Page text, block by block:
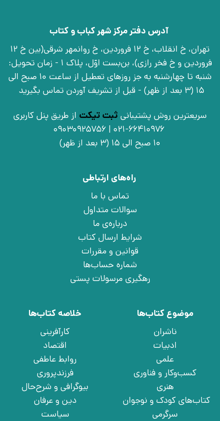
آدرس دفتر مرکز شهر کباب و کتاب
تهران، خ انقلاب، خ 12 فروردین، خ روانمهر شرقی(بین خ 12
فروردین و خ فخر رازی)، بن‌بست اوّل، پلاک 1 - زمان تحویل:
شنبه تا چهارشنبه به جز روزهای تعطیل از ساعت 10 صبح الی
15 (3 بعد از ظهر) - قبل از تشریف آوردن تماس بگیرید
سریعترین روش پشتیبانی ثبت تیکت از طریق پنل کاربری
021-66410976 | 09030925756
10 صبح الی 15 (3 بعد از ظهر)
راه‌های ارتباطی
تماس با ما
سوالات متداول
درباره‌ی ما
شرایط ارسال کتاب
قوانین و مقررات
شماره حساب‌ها
رهگیری مرسولات پستی
موضوع کتاب‌ها
ناشران
ادبیات
علمی
کسب‌وکار و فناوری
هنری
کتاب‌های کودک و نوجوان
سرگرمی
خلاصه کتاب‌ها
کارآفرینی
اقتصاد
روابط عاطفی
فرزندپروری
بیوگرافی و شرح‌حال
دین و عرفان
سیاست